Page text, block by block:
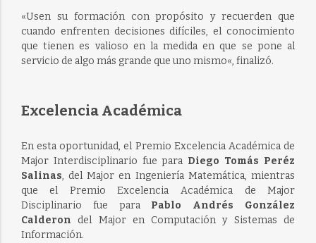
«Usen su formación con propósito yrecuerden que
cuando enfrenten decisiones difíciles, el conocimiento
que tienen es valioso en la medida en que se pone al
servicio de algo más grande que uno mismo«, finalizó.
Excelencia Académica
En esta oportunidad, el Premio Excelencia Académica de
Major Interdisciplinario fue para Diego Tomás Peréz
Salinas, del Major en Ingeniería Matemática, mientras
que el Premio Excelencia Académica de Major
Disciplinario fue para Pablo Andrés González
Calderon del Major en Computación y Sistemas de
Información.